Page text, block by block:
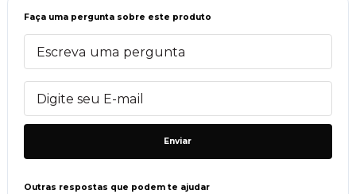
Faça uma pergunta sobre este produto
Enviar
Outras respostas que podem te ajudar